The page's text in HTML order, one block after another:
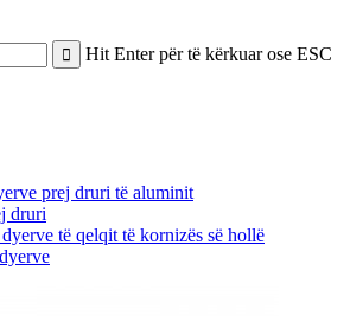
Hit Enter për të kërkuar ose ESC
prej druri të aluminit
druri
të qelqit të kornizës së hollë